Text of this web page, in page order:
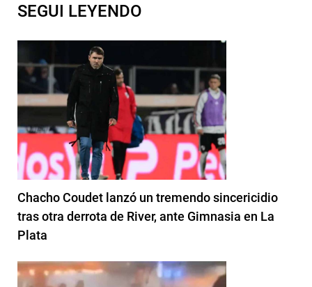
SEGUI LEYENDO
Chacho Coudet lanzó un tremendo sincericidio
tras otra derrota de River, ante Gimnasia en La
Plata